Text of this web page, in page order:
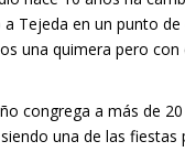
Tejeda en un punto
una quimera pero
congrega a más de
una de las